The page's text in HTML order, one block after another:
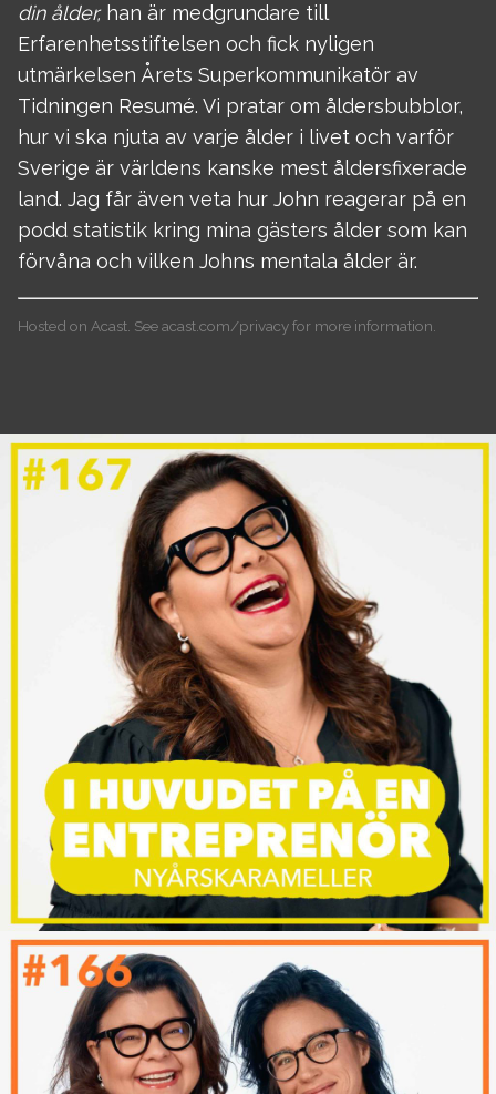
din ålder, han är medgrundare till
Erfarenhetsstiftelsen och fick nyligen
utmärkelsen Årets Superkommunikatör av
Tidningen Resumé. Vi pratar om åldersbubblor,
hur vi ska njuta av varje ålder i livet och varför
Sverige är världens kanske mest åldersfixerade
land. Jag får även veta hur John reagerar på en
podd statistik kring mina gästers ålder som kan
förvåna och vilken Johns mentala ålder är.
Hosted on Acast. Seeacast.com/privacyfor more information.